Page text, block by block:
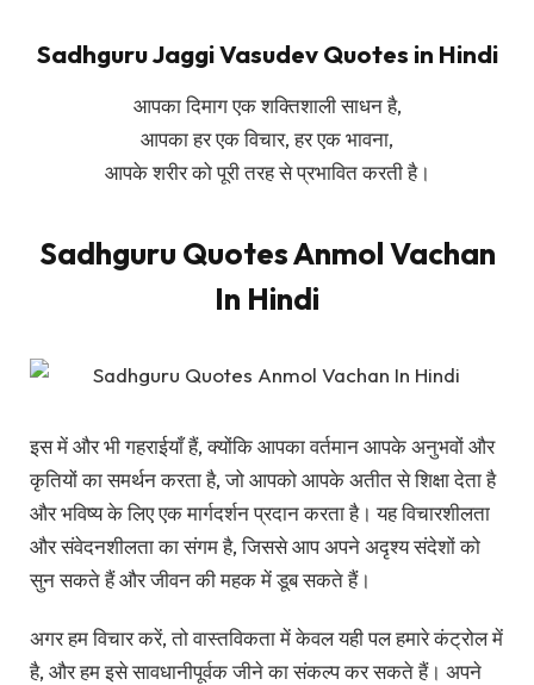
Sadhguru Jaggi Vasudev Quotes in Hindi
आपका दिमाग एक शक्तिशाली साधन है,
आपका हर एक विचार, हर एक भावना,
आपके शरीर को पूरी तरह से प्रभावित करती है।
Sadhguru Quotes Anmol Vachan
In Hindi
इस में और भी गहराईयाँ हैं, क्योंकि आपका वर्तमान आपके अनुभवों और
कृतियों का समर्थन करता है, जो आपको आपके अतीत से शिक्षा देता है
और भविष्य के लिए एक मार्गदर्शन प्रदान करता है। यह विचारशीलता
और संवेदनशीलता का संगम है, जिससे आप अपने अदृश्य संदेशों को
सुन सकते हैं और जीवन की महक में डूब सकते हैं।
अगर हम विचार करें, तो वास्तविकता में केवल यही पल हमारे कंट्रोल में
है, और हम इसे सावधानीपूर्वक जीने का संकल्प कर सकते हैं। अपने